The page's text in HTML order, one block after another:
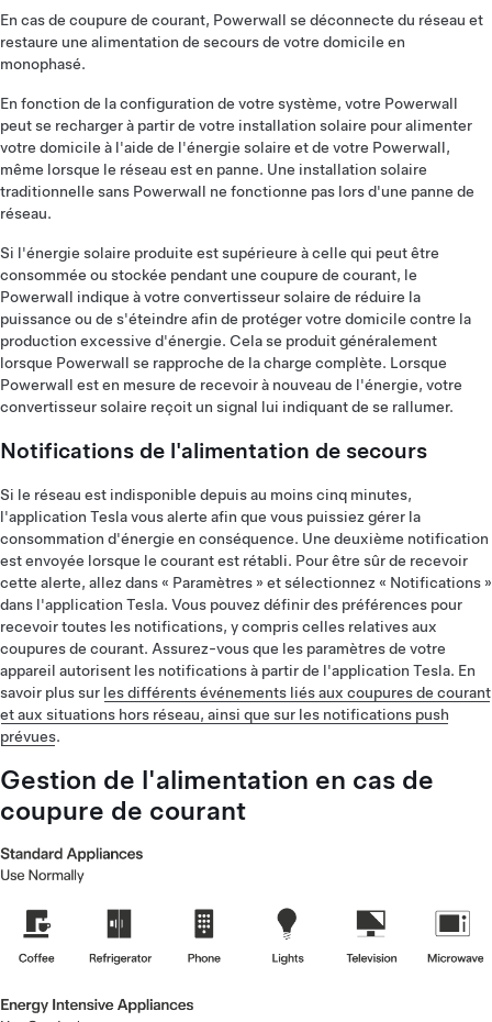
En cas de coupure de courant, Powerwall se déconnecte du réseau et
restaure une alimentation de secours de votre domicile en
monophasé.
En fonction de la configuration de votre système, votre Powerwall
peut se recharger à partir de votre installation solaire pour alimenter
votre domicile à l'aide de l'énergie solaire et de votre Powerwall,
même lorsque le réseau est en panne. Une installation solaire
traditionnelle sans Powerwall ne fonctionne pas lors d'une panne de
réseau.
Si l'énergie solaire produite est supérieure à celle qui peut être
consommée ou stockée pendant une coupure de courant, le
Powerwall indique à votre convertisseur solaire de réduire la
puissance ou de s'éteindre afin de protéger votre domicile contre la
production excessive d'énergie. Cela se produit généralement
lorsque Powerwall se rapproche de la charge complète. Lorsque
Powerwall est en mesure de recevoir à nouveau de l'énergie, votre
convertisseur solaire reçoit un signal lui indiquant de se rallumer.
Notifications de l'alimentation de secours
Si le réseau est indisponible depuis au moins cinq minutes,
l'application Tesla vous alerte afin que vous puissiez gérer la
consommation d'énergie en conséquence. Une deuxième notification
est envoyée lorsque le courant est rétabli. Pour être sûr de recevoir
cette alerte, allez dans « Paramètres » et sélectionnez « Notifications »
dans l'application Tesla. Vous pouvez définir des préférences pour
recevoir toutes les notifications, y compris celles relatives aux
coupures de courant. Assurez-vous que les paramètres de votre
appareil autorisent les notifications à partir de l'application Tesla. En
savoir plus sur les différents événements liés aux coupures de courant
et aux situations hors réseau, ainsi que sur les notifications push
prévues.
Gestion de l'alimentation en cas de
coupure de courant